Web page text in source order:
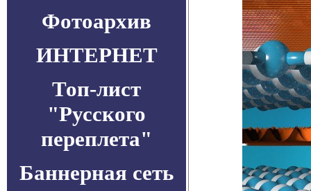
Фотоархив
ИНТЕРНЕТ
Топ-лист
"Русского
переплета"
Баннерная сеть